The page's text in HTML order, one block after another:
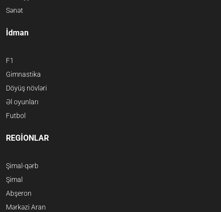
Sənət
İdman
F1
Gimnastika
Döyüş növləri
Əl oyunları
Futbol
REGİONLAR
Şimal-qərb
Şimal
Abşeron
Mərkəzi Aran